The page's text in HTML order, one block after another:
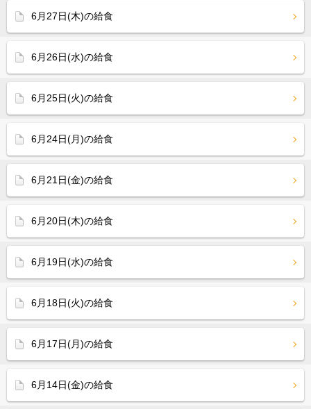
6月27日(木)の給食
6月26日(水)の給食
6月25日(火)の給食
6月24日(月)の給食
6月21日(金)の給食
6月20日(木)の給食
6月19日(水)の給食
6月18日(火)の給食
6月17日(月)の給食
6月14日(金)の給食